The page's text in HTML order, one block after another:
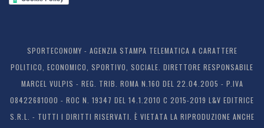
SPORTECONOMY - AGENZIA STAMPA TELEMATICA A CARATTERE
POLITICO, ECONOMICO, SPORTIVO, SOCIALE. DIRETTORE RESPONSABILE
MARCEL VULPIS - REG. TRIB. ROMA N.160 DEL 22.04.2005 - P.IVA
08422681000 - ROC N. 19347 DEL 14.1.2010 C 2015-2019 L&V EDITRICE
S.R.L. - TUTTI I DIRITTI RISERVATI. È VIETATA LA RIPRODUZIONE ANCHE